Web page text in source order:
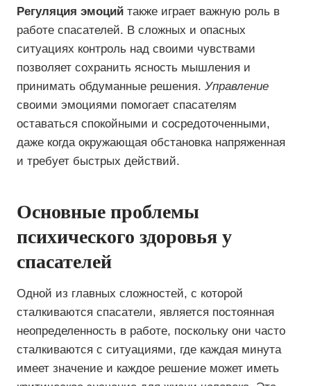
Регуляция эмоций также играет важную роль в
работе спасателей. В сложных и опасных
ситуациях контроль над своими чувствами
позволяет сохранить ясность мышления и
принимать обдуманные решения. Управление
своими эмоциями помогает спасателям
оставаться спокойными и сосредоточенными,
даже когда окружающая обстановка напряженная
и требует быстрых действий.
Основные проблемы
психического здоровья у
спасателей
Одной из главных сложностей, с которой
сталкиваются спасатели, является постоянная
неопределенность в работе, поскольку они часто
сталкиваются с ситуациями, где каждая минута
имеет значение и каждое решение может иметь